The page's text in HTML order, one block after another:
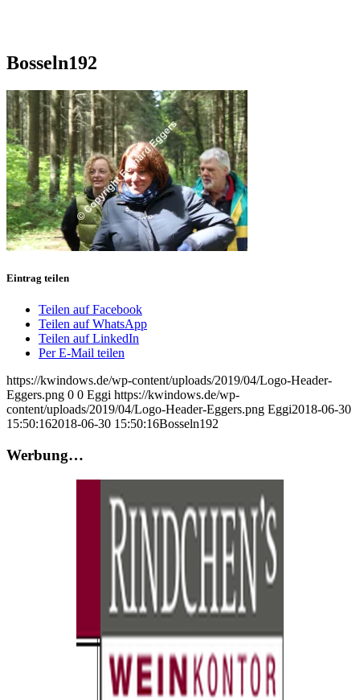
Bosseln192
Eintrag teilen
Teilen auf Facebook
Teilen auf WhatsApp
Teilen auf LinkedIn
Per E-Mail teilen
https://kwindows.de/wp-content/uploads/2019/04/Logo-Header-
Eggers.png 0 0 Eggi https://kwindows.de/wp-
content/uploads/2019/04/Logo-Header-Eggers.png Eggi2018-06-30
15:50:162018-06-30 15:50:16Bosseln192
Werbung…